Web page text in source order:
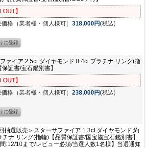
OUT】
格（業者様・個人様可） 318,000円(税込)
ァイア 2.5ct ダイヤモンド 0.4ct プラチナ リング(指
証書/宝石鑑別書】
OUT】
格（業者様・個人様可） 238,000円(税込)
抽選販売＞スターサファイア 1.3ct ダイヤモンド 約
チナ リング(指輪)【品質保証書/国宝協宝石鑑別書】
間:12/10まで/レビュー必須/当選人数1名様】当選通知